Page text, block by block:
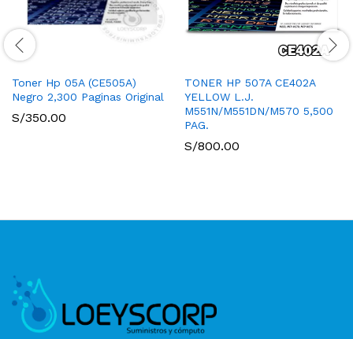
Toner Hp 05A (CE505A)
Negro 2,300 Paginas Original
S/350.00
TONER HP 507A CE402A
YELLOW L.J.
M551N/M551DN/M570 5,500
PAG.
S/800.00